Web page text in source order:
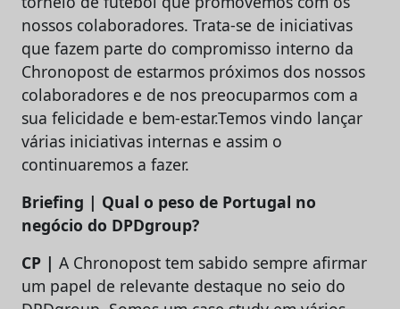
nossos colaboradores. Trata-se de iniciativas
que fazem parte do compromisso interno da
Chronopost de estarmos próximos dos nossos
colaboradores e de nos preocuparmos com a
sua felicidade e bem-estar.Temos vindo lançar
várias iniciativas internas e assim o
continuaremos a fazer.
Briefing | Qual o peso de Portugal no
negócio do DPDgroup?
CP | A Chronopost tem sabido sempre afirmar
um papel de relevante destaque no seio do